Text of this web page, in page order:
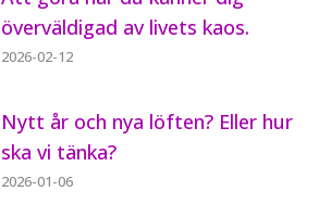
överväldigad av livets kaos.
2026-02-12
Nytt år och nya löften? Eller hur
ska vi tänka?
2026-01-06